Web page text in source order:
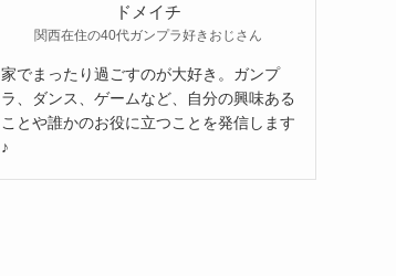
ドメイチ
関西在住の40代ガンプラ好きおじさん
家でまったり過ごすのが大好き。ガンプ
ラ、ダンス、ゲームなど、自分の興味ある
ことや誰かのお役に立つことを発信します
♪